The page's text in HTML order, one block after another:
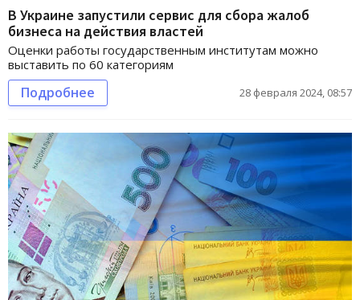
В Украине запустили сервис для сбора жалоб
бизнеса на действия властей
Оценки работы государственным институтам можно
выставить по 60 категориям
Подробнее 28 февраля 2024, 08:57